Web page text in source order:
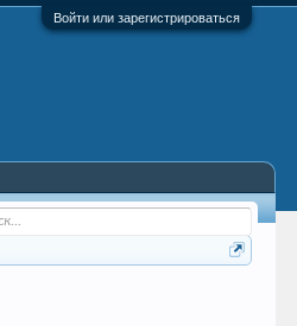
Войти или зарегистрироваться